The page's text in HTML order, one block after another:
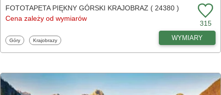
FOTOTAPETA PIĘKNY GÓRSKI KRAJOBRAZ ( 24380 )
Cena zależy od wymiarów
315
Fototapety
Góry Fototapety
Krajobrazy WYMIARY